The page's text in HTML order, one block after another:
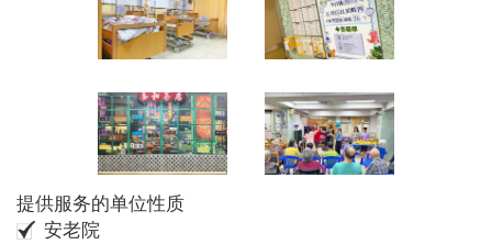
提供服务的单位性质
安老院